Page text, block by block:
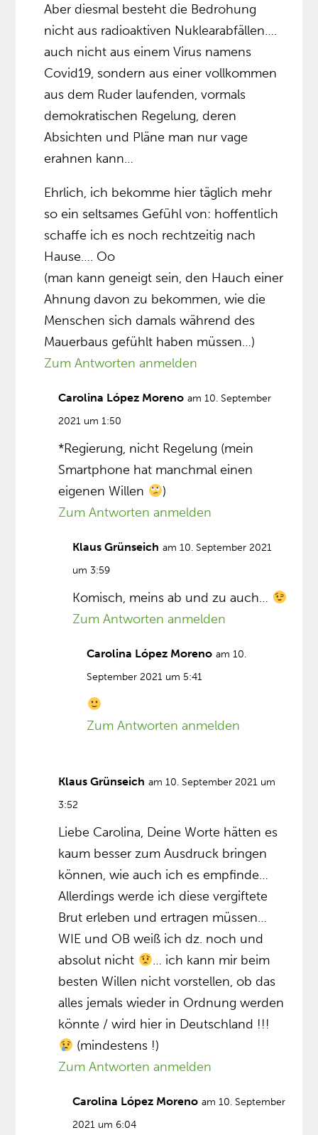
Aber diesmal besteht die Bedrohung
nicht aus radioaktiven Nuklearabfällen….
auch nicht aus einem Virus namens
Covid19, sondern aus einer vollkommen
aus dem Ruder laufenden, vormals
demokratischen Regelung, deren
Absichten und Pläne man nur vage
erahnen kann…
Ehrlich, ich bekomme hier täglich mehr
so ein seltsames Gefühl von: hoffentlich
schaffe ich es noch rechtzeitig nach
Hause…. Oo
(man kann geneigt sein, den Hauch einer
Ahnung davon zu bekommen, wie die
Menschen sich damals während des
Mauerbaus gefühlt haben müssen…)
Zum Antworten anmelden
Carolina López Moreno am 10. September
2021 um 1:50
*Regierung, nicht Regelung (mein
Smartphone hat manchmal einen
eigenen Willen
)
Zum Antworten anmelden
Klaus Grünseich am 10. September 2021
um 3:59
Komisch, meins ab und zu auch…
Zum Antworten anmelden
Carolina López Moreno am 10.
September 2021 um 5:41
Zum Antworten anmelden
Klaus Grünseich am 10. September 2021 um
3:52
Liebe Carolina, Deine Worte hätten es
kaum besser zum Ausdruck bringen
können, wie auch ich es empfinde…
Allerdings werde ich diese vergiftete
Brut erleben und ertragen müssen…
WIE und OB weiß ich dz. noch und
absolut nicht
… ich kann mir beim
besten Willen nicht vorstellen, ob das
alles jemals wieder in Ordnung werden
könnte / wird hier in Deutschland !!!
(mindestens !)
Zum Antworten anmelden
Carolina López Moreno am 10. September
2021 um 6:04